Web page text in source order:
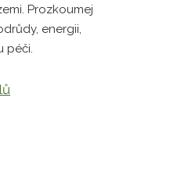
Prozkoumej
energii,
péči.